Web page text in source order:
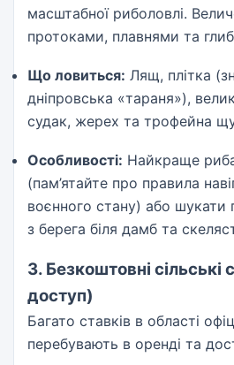
масштабної риболовлі.
протоками, плавнями та
Що ловиться: Лящ, плітка
дніпровська «тараня»),
судак, жерех та трофейна
Особливості: Найкраще
(пам’ятайте про правила
воєнного стану) або шукати
з берега біля дамб та
3. Безкоштовні сільські
доступ)
Багато ставків в області
перебувають в оренді та